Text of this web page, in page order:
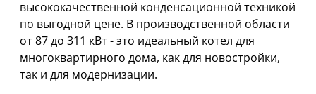
высококачественной конденсационной техникой
по выгодной цене. В производственной области
от 87 до 311 кВт - это идеальный котел для
многоквартирного дома, как для новостройки,
так и для модернизации.